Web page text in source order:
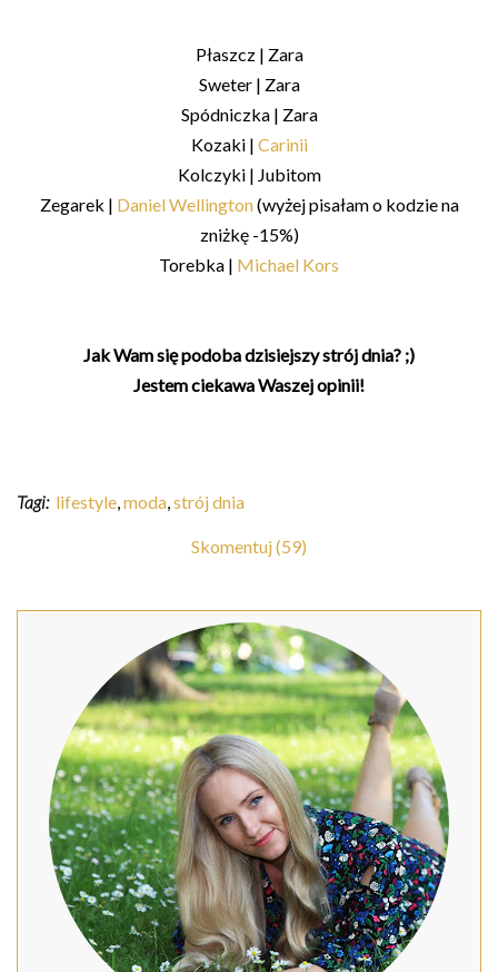
Płaszcz | Zara
Sweter | Zara
Spódniczka | Zara
Kozaki | Carinii
Kolczyki | Jubitom
Zegarek | Daniel Wellington(wyżej pisałam o kodzie na
zniżkę -15%)
Torebka | Michael Kors
Jak Wam się podoba dzisiejszy strój dnia? ;)
Jestem ciekawa Waszej opinii!
Tagi: lifestyle,moda,strój dnia
Skomentuj (59)